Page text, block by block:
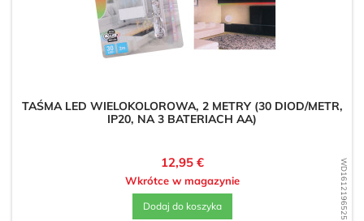
WD1612196525
TAŚMA LED WIELOKOLOROWA, 2 METRY (30 DIOD/METR,
IP20, NA 3 BATERIACH AA)
Cena
12,95 €
Wkrótce w magazynie
Dodaj do koszyka